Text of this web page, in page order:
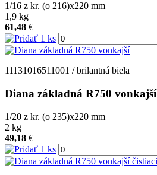
1/16 z kr. (o 216)x220 mm
1,9 kg
61,48 €
11131016511001 / brilantná biela
Diana základná R750 vonkajší
1/20 z kr. (o 235)x220 mm
2 kg
49,18 €